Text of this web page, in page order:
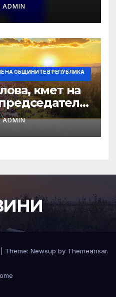
ADMIN
НА ОБЩИНИТЕ В РЕПУБЛИКА
кмет на
какво е
е
какво влиза
ADMIN
Theme: Newsup by Themeansar.